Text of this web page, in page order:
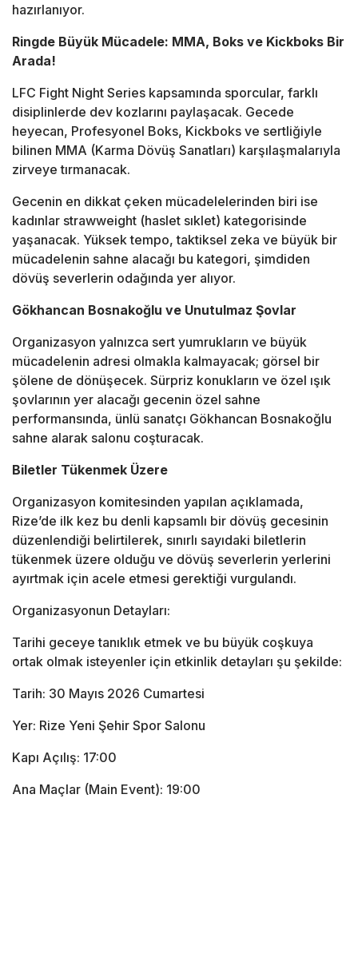
hazırlanıyor.
Ringde Büyük Mücadele: MMA, Boks ve Kickboks Bir
Arada!
LFC Fight Night Series kapsamında sporcular, farklı
disiplinlerde dev kozlarını paylaşacak. Gecede
heyecan, Profesyonel Boks, Kickboks ve sertliğiyle
bilinen MMA (Karma Dövüş Sanatları) karşılaşmalarıyla
zirveye tırmanacak.
Gecenin en dikkat çeken mücadelelerinden biri ise
kadınlar strawweight (haslet sıklet) kategorisinde
yaşanacak. Yüksek tempo, taktiksel zeka ve büyük bir
mücadelenin sahne alacağı bu kategori, şimdiden
dövüş severlerin odağında yer alıyor.
Gökhancan Bosnakoğlu ve Unutulmaz Şovlar
Organizasyon yalnızca sert yumrukların ve büyük
mücadelenin adresi olmakla kalmayacak; görsel bir
şölene de dönüşecek. Sürpriz konukların ve özel ışık
şovlarının yer alacağı gecenin özel sahne
performansında, ünlü sanatçı Gökhancan Bosnakoğlu
sahne alarak salonu coşturacak.
Biletler Tükenmek Üzere
Organizasyon komitesinden yapılan açıklamada,
Rize’de ilk kez bu denli kapsamlı bir dövüş gecesinin
düzenlendiği belirtilerek, sınırlı sayıdaki biletlerin
tükenmek üzere olduğu ve dövüş severlerin yerlerini
ayırtmak için acele etmesi gerektiği vurgulandı.
Organizasyonun Detayları:
Tarihi geceye tanıklık etmek ve bu büyük coşkuya
ortak olmak isteyenler için etkinlik detayları şu şekilde:
Tarih: 30 Mayıs 2026 Cumartesi
Yer: Rize Yeni Şehir Spor Salonu
Kapı Açılış: 17:00
Ana Maçlar (Main Event): 19:00